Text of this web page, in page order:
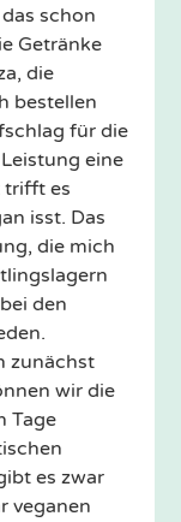
schon
Getränke
die
bestellen
für die
eine
trifft es
isst. Das
die mich
den
zunächst
wir die
Tage
es zwar
veganen